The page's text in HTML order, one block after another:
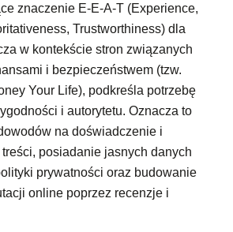
znaczenie E-E-A-T (Experience,
Trustworthiness) dla
w kontekście stron związanych
i bezpieczeństwem (tzw.
Your Life), podkreśla potrzebę
i autorytetu. Oznacza to
na doświadczenie i
posiadanie jasnych danych
prywatności oraz budowanie
online poprzez recenzje i